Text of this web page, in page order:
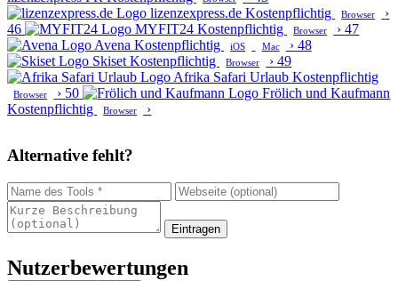
lizenzexpress.de Kostenpflichtig Browser
›
46
MYFIT24 Kostenpflichtig Browser › 47
Avena Kostenpflichtig iOS Mac › 48
Skiset Kostenpflichtig Browser › 49
Afrika Safari Urlaub Kostenpflichtig
Browser › 50
Frölich und Kaufmann
Kostenpflichtig
Browser ›
Alternative fehlt?
Eintragen
Nutzerbewertungen